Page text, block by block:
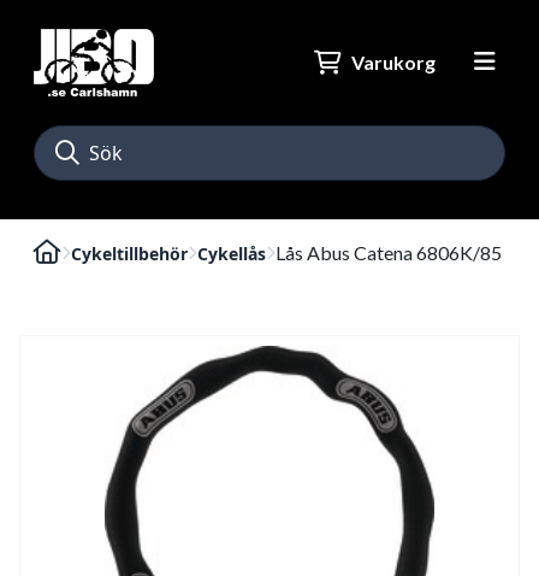
Varukorg
Cykeltillbehör Cykellås Lås Abus Catena 6806K/85